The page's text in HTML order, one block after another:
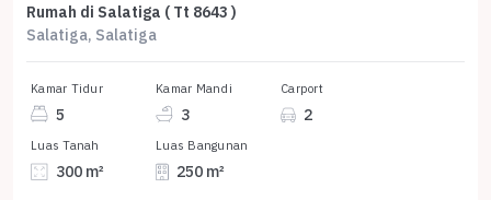
Rumah di Salatiga ( Tt 8643 )
Salatiga, Salatiga
Kamar Tidur
5
Kamar Mandi
3
Carport
2
Luas Tanah
300 m²
Luas Bangunan
250 m²